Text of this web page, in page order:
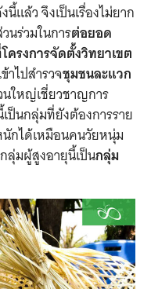
แล้ว จึงเป็นเรื่องไม่ยาก
นร่วมในการต่อยอด
โครงการจัดตั้งวิทยาเขต
าไปสำรวจชุมชนละแวก
ใหญ่เชี่ยวชาญการ
ป็นกลุ่มที่ยังต้องการราย
นักได้เหมือนคนวัยหนุ่ม
ลุ่มผู้สูงอายุนี้เป็นกลุ่ม